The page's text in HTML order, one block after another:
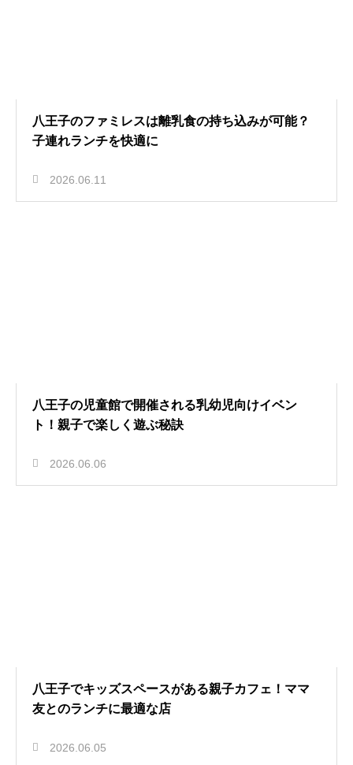
八王子のファミレスは離乳食の持ち込みが可能？
子連れランチを快適に
2026.06.11
八王子の児童館で開催される乳幼児向けイベン
ト！親子で楽しく遊ぶ秘訣
2026.06.06
八王子でキッズスペースがある親子カフェ！ママ
友とのランチに最適な店
2026.06.05